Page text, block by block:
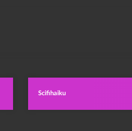
Scifihaiku